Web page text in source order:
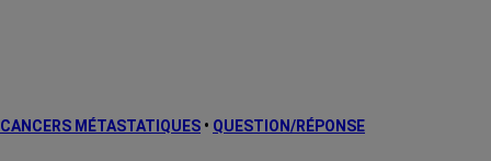
Traitements
CANCERS MÉTASTATIQUES • QUESTION/RÉPONSE